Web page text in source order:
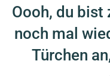
Oooh, du bist
noch mal
Türchen